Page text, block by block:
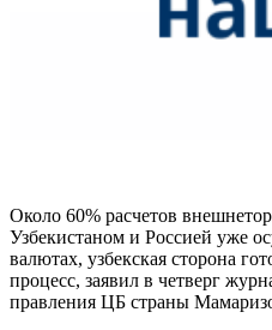
Около 60% расчетов
Узбекистаном и Россией уже
валютах, узбекская сторона
процесс, заявил в четверг
правления ЦБ страны